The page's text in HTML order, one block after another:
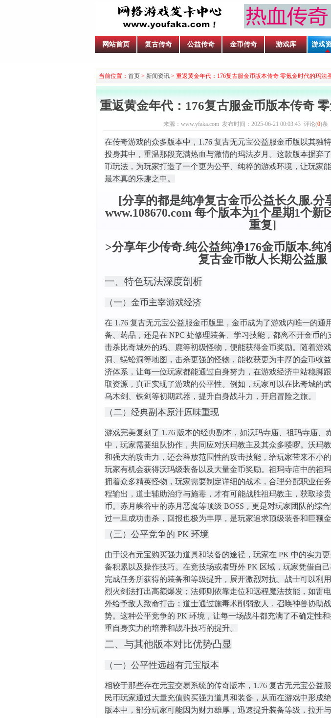
网站首页 复古传奇 公益传奇 金币传奇 游戏库 游戏
当前位置： 首页 > 新闻资讯 > 重返黄金年代：176复古服金币版本传奇 零氪金时代的玛法
重返黄金年代：176复古服金币版本传奇
来源：www.yfaka.com 发布时间：2025-06-21 00:03:43 评论(0)条
在传奇游戏的众多版本中，1.76 复古无元宝公益服金币版以其独
投身其中，重温那段充满热血与激情的玛法岁月。这款版本摒弃
币玩法，为玩家打造了一个更为公平、纯粹的游戏环境，让玩家
最本真的乐趣之中。
[分享的都是纯净复古金币公益长久服.分
www.108670.com 每个版本为1个星期1个新
重复]
>分享年少传奇.纯公益纯净176金币版本.纯
复古金币散人长期公益服
一、特色玩法深度剖析
（一）金币主宰游戏经济
在 1.76 复古无元宝公益服金币版里，金币成为了游戏内唯一的通
备、药品，还是在 NPC 处修理装备、学习技能，都离不开金币的
击杀比奇城外的鸡、鹿等初级怪物，便能获得金币奖励。随着游
洞、蜈蚣洞等地图，击杀更强的怪物，能收获更为丰厚的金币收
济体系，让每一位玩家都能通过自身努力，在游戏经济中站稳脚
取资源，真正实现了游戏的公平性。例如，玩家可以在比奇城的
乌木剑、铁剑等初期武器，提升自身战斗力，开启冒险之旅。
（二）经典副本原汁原味重现
游戏完美复刻了 1.76 版本的经典副本，如沃玛寺庙、祖玛寺庙、
中，玩家需要组队协作，共同应对沃玛教主及其众多喽啰。沃玛
和强大的攻击力，还会释放范围性的攻击技能，给玩家带来不小
玩家有机会获得沃玛级装备以及大量金币奖励。祖玛寺庙中的祖
拥着众多精英怪物，玩家需要制定详细的战术，合理分配职业任
程输出，道士辅助治疗与施毒，才有可能战胜祖玛教主，获取珍
币。赤月峡谷中的赤月恶魔等顶级 BOSS，更是对玩家团队的综
过一旦成功击杀，回报也极为丰厚，是玩家追求顶级装备和巨额金
（三）公平竞争的 PK 环境
由于没有元宝购买强力道具和装备的途径，玩家在 PK 中的实力
备积累以及操作技巧。在竞技场或者野外 PK 区域，玩家凭借自己
完成任务所获得的装备和等级提升，展开激烈对抗。战士可以利
烈火剑法打出高额爆发；法师则依靠走位和远程魔法技能，如雷
外给予敌人致命打击；道士通过施毒术削弱敌人，召唤神兽协助
势。这种公平竞争的 PK 环境，让每一场战斗都充满了不确定性
重自身实力的培养和战斗技巧的提升。
二、与其他版本对比优势凸显
（一）公平性远超有元宝版本
相较于那些存在元宝交易系统的传奇版本，1.76 复古无元宝公益
民币玩家通过大量充值购买强力道具和装备，从而在游戏中形成
版本中，部分玩家可能因为财力雄厚，迅速提升装备等级，拉开